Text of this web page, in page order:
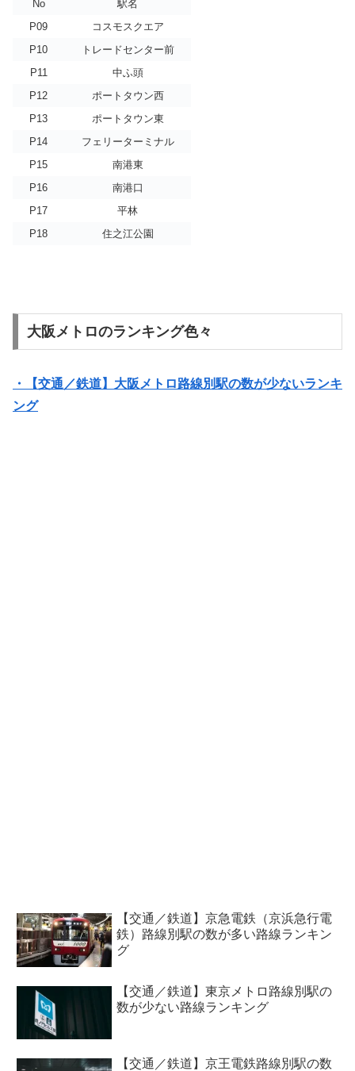
No
駅名
P09
コスモスクエア
P10
トレードセンター前
P11
中ふ頭
P12
ポートタウン西
P13
ポートタウン東
P14
フェリーターミナル
P15
南港東
P16
南港口
P17
平林
P18
住之江公園
大阪メトロのランキング色々
・【交通／鉄道】大阪メトロ路線別駅の数が少ないランキ
ング
【交通／鉄道】京急電鉄（京浜急行電
鉄）路線別駅の数が多い路線ランキン
グ
【交通／鉄道】東京メトロ路線別駅の
数が少ない路線ランキング
【交通／鉄道】京王電鉄路線別駅の数